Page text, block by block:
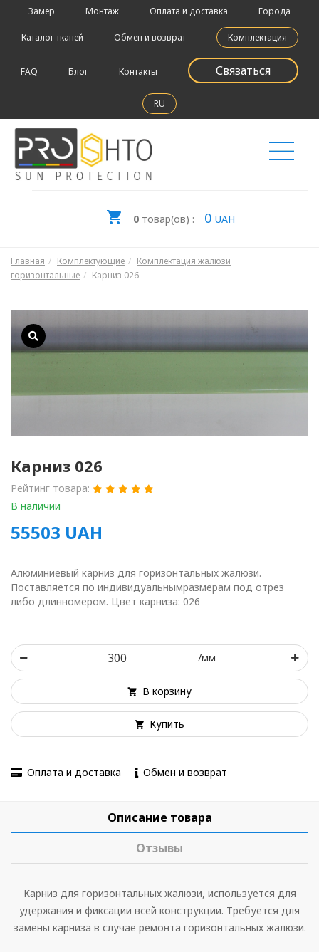
Замер Монтаж Оплата и доставка Города
Каталог тканей Обмен и возврат Комплектация
FAQ Блог Контакты Связаться
RU
0товар(ов) : 0 UAH
Главная Комплектующие
Комплектация жалюзи
горизонтальные
Карниз 026
Карниз 026
Рейтинг товара:
В наличии
55503 UAH
Алюминиевый карниз для горизонтальных жалюзи.
Поставляется по индивидуальнымразмерам под отрез
либо длинномером. Цвет карниза: 026
/мм
В корзину
Купить
Оплата и доставка Обмен и возврат
Описание товара
Отзывы
Карниз для горизонтальных жалюзи, используется для
удержания и фиксации всей конструкции. Требуется для
замены карниза в случае ремонта горизонтальных жалюзи.